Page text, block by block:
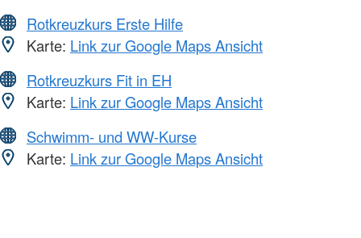
Rotkreuzkurs Erste Hilfe
Karte: Link zur Google Maps Ansicht
Rotkreuzkurs Fit in EH
Karte: Link zur Google Maps Ansicht
Schwimm- und WW-Kurse
Karte: Link zur Google Maps Ansicht